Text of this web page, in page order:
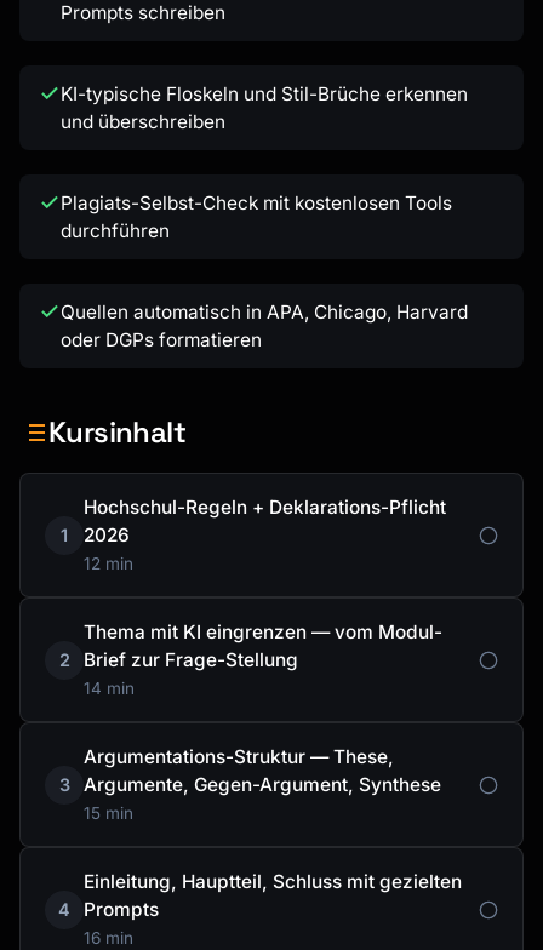
Prompts schreiben
KI-typische Floskeln und Stil-Brüche erkennen
und überschreiben
Plagiats-Selbst-Check mit kostenlosen Tools
durchführen
Quellen automatisch in APA, Chicago, Harvard
oder DGPs formatieren
Kursinhalt
1
Hochschul-Regeln + Deklarations-Pflicht
2026
12 min
2
Thema mit KI eingrenzen — vom Modul-
Brief zur Frage-Stellung
14 min
3
Argumentations-Struktur — These,
Argumente, Gegen-Argument, Synthese
15 min
4
Einleitung, Hauptteil, Schluss mit gezielten
Prompts
16 min